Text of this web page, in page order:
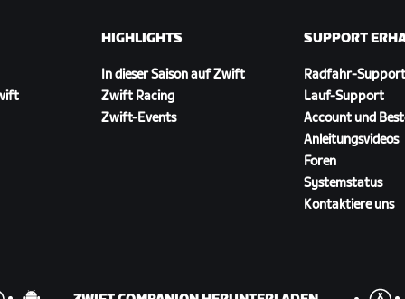
HIGHLIGHTS
In dieser Saison auf Zwift
Zwift Racing
Zwift-Events
SUPPORT
Radfahr-Support
Lauf-Support
Account und
Anleitungsvideos
Foren
Systemstatus
Kontaktiere uns